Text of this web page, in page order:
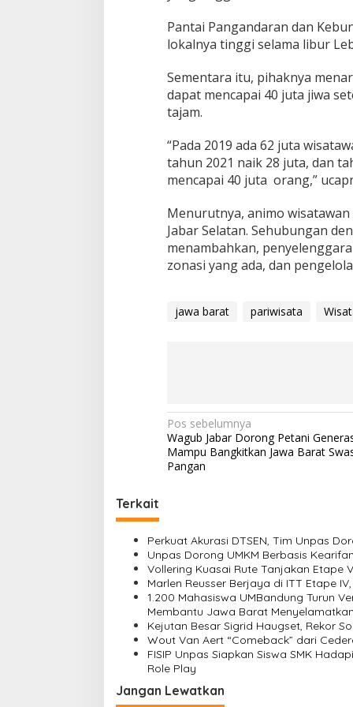
Pantai Pangandaran dan
lokalnya tinggi selama libur
Sementara itu, pihaknya
dapat mencapai 40 juta jiwa
tajam.
“Pada 2019 ada 62 juta
tahun 2021 naik 28 juta, dan
mencapai 40 juta orang,”
Menurutnya, animo
Jabar Selatan. Sehubungan
menambahkan,
zonasi yang ada, dan
jawa barat pariwisata
N
a
v
a
s
i
p
o
s
Pos sebelumnya
Wagub Jabar Dorong Petani
Mampu Bangkitkan Jawa Barat
Pangan
Terkait
Perkuat Akurasi DTSEN, Tim Unpas
Unpas Dorong UMKM Berbasis
Vollering Kuasai Rute Tanjakan Etape
Marlen Reusser Berjaya di ITT Etape
1.200 Mahasiswa UMBandung Turun
Membantu Jawa Barat
Kejutan Besar Sigrid Haugset, Rekor
Wout Van Aert “Comeback” dari
FISIP Unpas Siapkan Siswa SMK
Role Play
Jangan Lewatkan